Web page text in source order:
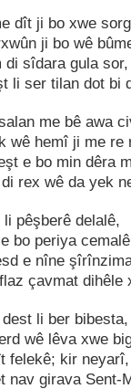
dît ji bo xwe
ji bo wê
sîdara gula sor,
li ser tilan dot bi
me bê awa
wê hemî ji me re
e bo min dêra
rex wê da yek
pêşberê delalê,
bo periya
e nîne
çavmat dihêle
li ber bibesta,
wê lêva xwe
felekê; kir neyarî,
nav girava Sent-